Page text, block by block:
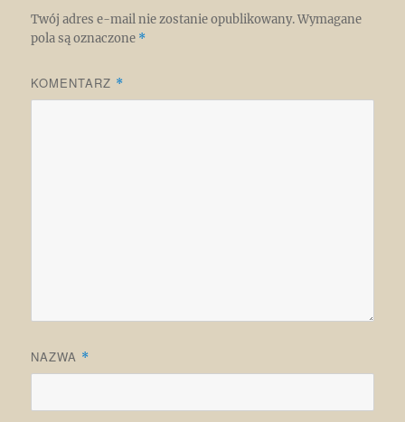
Twój adres e-mail nie zostanie opublikowany. Wymagane
pola są oznaczone *
KOMENTARZ *
NAZWA *